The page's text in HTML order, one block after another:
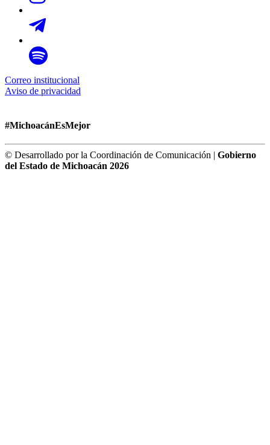
Correo institucional
Aviso de privacidad
#MichoacánEsMejor
© Desarrollado por la Coordinación de Comunicación | Gobierno
del Estado de Michoacán 2026